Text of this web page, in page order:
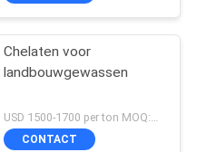
Chelaten voor
landbouwgewassen
USD 1500-1700 per ton MOQ:1 metrische ton
CONTACT